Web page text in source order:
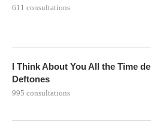
611 consultations
I Think About You All the Time de
Deftones
995 consultations